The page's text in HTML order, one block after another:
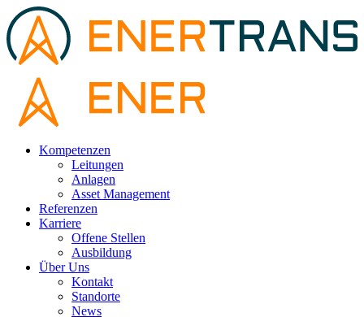
Kompetenzen
Leitungen
Anlagen
Asset Management
Referenzen
Karriere
Offene Stellen
Ausbildung
Über Uns
Kontakt
Standorte
News